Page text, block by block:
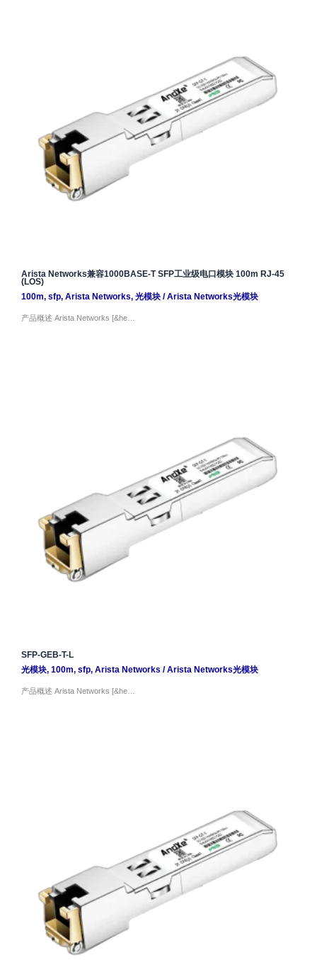
Arista Networks兼容1000BASE-T SFP工业级电口模块 100m RJ-45
(LOS)
100m, sfp, Arista Networks, 光模块/Arista Networks光模块
产品概述 Arista Networks [&he…
SFP-GEB-T-L
光模块, 100m, sfp, Arista Networks /Arista Networks光模块
产品概述 Arista Networks [&he…